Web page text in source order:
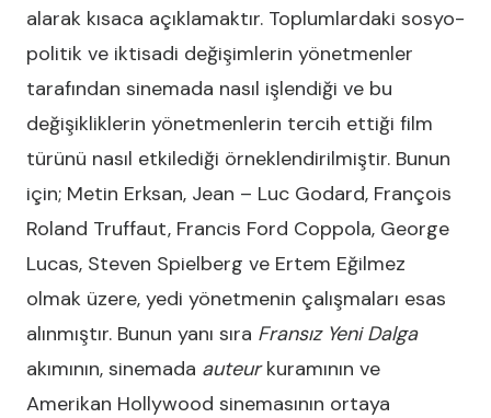
alarak kısaca açıklamaktır. Toplumlardaki sosyo-
politik ve iktisadi değişimlerin yönetmenler
tarafından sinemada nasıl işlendiği ve bu
değişikliklerin yönetmenlerin tercih ettiği film
türünü nasıl etkilediği örneklendirilmiştir. Bunun
için; Metin Erksan, Jean – Luc Godard, François
Roland Truffaut, Francis Ford Coppola, George
Lucas, Steven Spielberg ve Ertem Eğilmez
olmak üzere, yedi yönetmenin çalışmaları esas
alınmıştır. Bunun yanı sıra Fransız Yeni Dalga
akımının, sinemada auteurkuramının ve
Amerikan Hollywood sinemasının ortaya